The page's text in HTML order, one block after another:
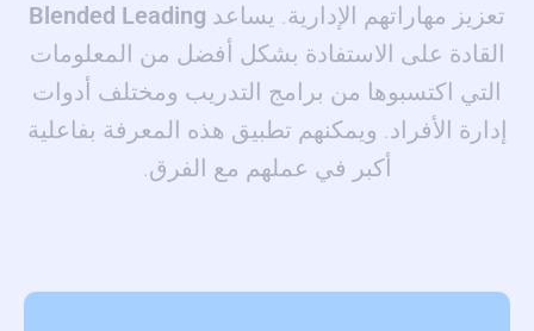
تعزيز مهاراتهم الإدارية. يساعد Blended Leading
القادة على الاستفادة بشكل أفضل من المعلومات
التي اكتسبوها من برامج التدريب ومختلف أدوات
إدارة الأفراد. ويمكنهم تطبيق هذه المعرفة بفاعلية
أكبر في عملهم مع الفرق.